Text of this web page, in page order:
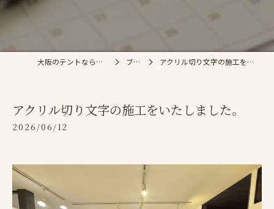
大阪のテントなら株式会社創基 ブログ アクリル切り文字の施工をいたしました。
アクリル切り文字の施工をいたしました。
2026/06/12